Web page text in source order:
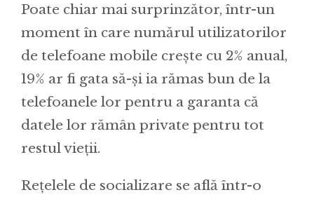
Poate chiar mai surprinzător, într-un
moment în care numărul utilizatorilor
de telefoane mobile crește cu 2% anual,
19% ar fi gata să-și ia rămas bun de la
telefoanele lor pentru a garanta că
datele lor rămân private pentru tot
restul vieții.
Rețelele de socializare se află într-o